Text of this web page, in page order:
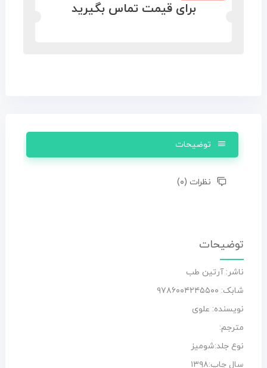
برای قیمت تماس بگیرید
توضیحات
نظرات (۰)
توضیحات
ناشر: آرتین طب
شابک: ۹۷۸۶۰۰۴۲۴۵۵۰۰
نویسنده: علوی
مترجم:
نوع جلد:شومیز
سال چاپ:۱۳۹۸